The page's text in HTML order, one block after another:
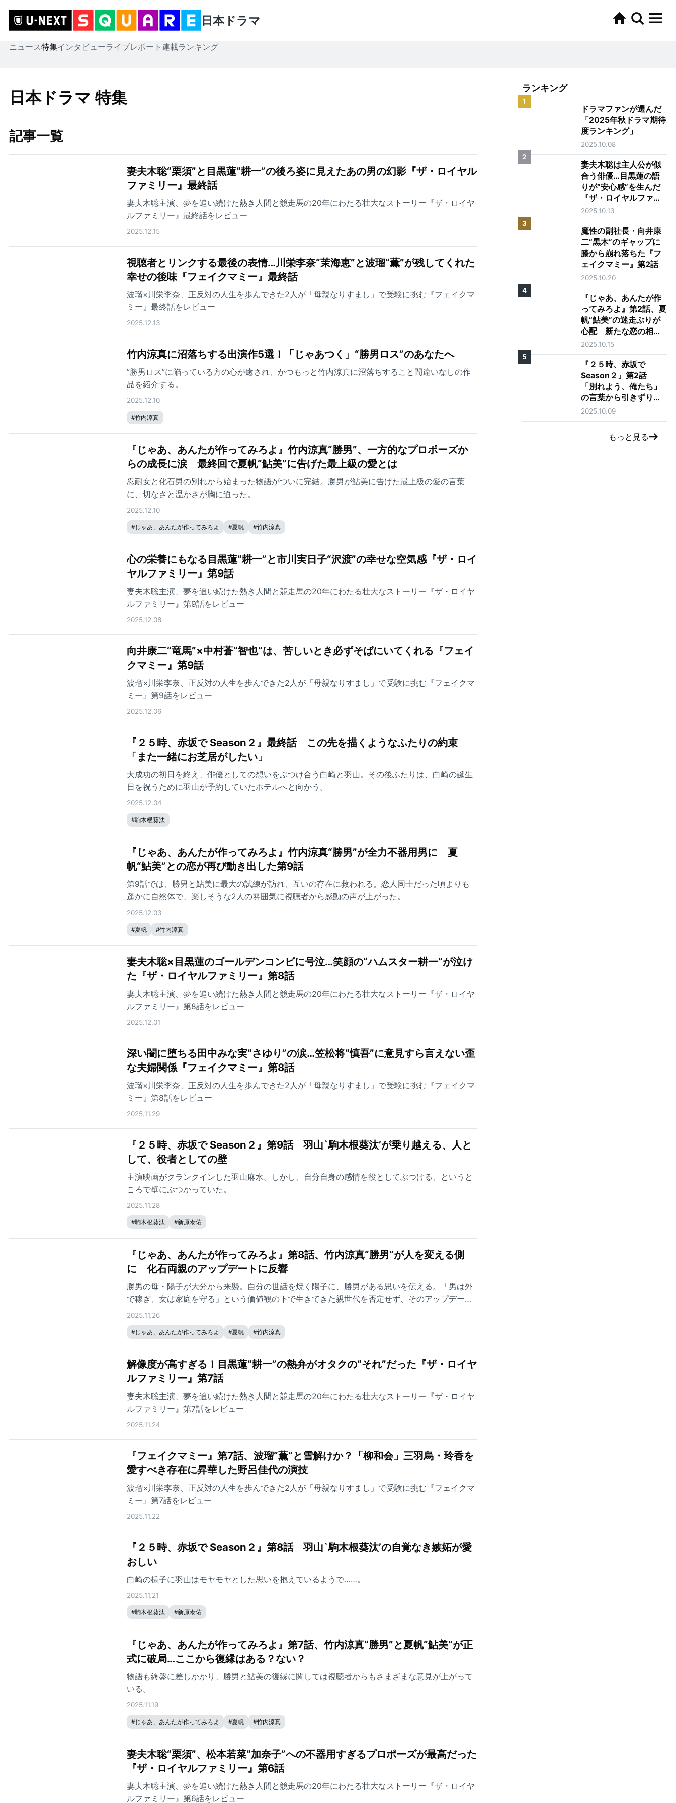
日本ドラマ
ニュース特集インタビューライブレポート 連載ランキング
日本ドラマ 特集
記事一覧
妻夫木聡“栗須”と目黒蓮“耕一”の後ろ姿に見えたあの男の幻影『ザ・ロイヤル
ファミリー』最終話
妻夫木聡主演、夢を追い続けた熱き人間と競走馬の20年にわたる壮大なストーリー『ザ・ロイヤ
ルファミリー』最終話をレビュー
2025.12.15
視聴者とリンクする最後の表情…川栄李奈“茉海恵”と波瑠“薫”が残してくれた
幸せの後味『フェイクマミー』最終話
波瑠×川栄李奈、正反対の人生を歩んできた2人が「母親なりすまし」で受験に挑む『フェイクマ
ミー』最終話をレビュー
2025.12.13
竹内涼真に沼落ちする出演作5選！「じゃあつく」“勝男ロス”のあなたへ
”勝男ロス”に陥っている方の心が癒され、かつもっと竹内涼真に沼落ちすること間違いなしの作
品を紹介する。
2025.12.10
#竹内涼真
『じゃあ、あんたが作ってみろよ』竹内涼真“勝男”、一方的なプロポーズか
らの成長に涙 最終回で夏帆“鮎美”に告げた最上級の愛とは
忍耐女と化石男の別れから始まった物語がついに完結。勝男が鮎美に告げた最上級の愛の言葉
に、切なさと温かさが胸に迫った。
2025.12.10
#じゃあ、あんたが作ってみろよ #夏帆 #竹内涼真
心の栄養にもなる目黒蓮“耕一”と市川実日子“沢渡”の幸せな空気感『ザ・ロイ
ヤルファミリー』第9話
妻夫木聡主演、夢を追い続けた熱き人間と競走馬の20年にわたる壮大なストーリー『ザ・ロイヤ
ルファミリー』第9話をレビュー
2025.12.08
向井康二“竜馬”×中村蒼“智也”は、苦しいとき必ずそばにいてくれる『フェイ
クマミー』第9話
波瑠×川栄李奈、正反対の人生を歩んできた2人が「母親なりすまし」で受験に挑む『フェイクマ
ミー』第9話をレビュー
2025.12.06
『２５時、赤坂で Season２』最終話 この先を描くようなふたりの約束
「また一緒にお芝居がしたい」
大成功の初日を終え、俳優としての想いをぶつけ合う白崎と羽山。その後ふたりは、白崎の誕生
日を祝うために羽山が予約していたホテルへと向かう。
2025.12.04
#駒木根葵汰
『じゃあ、あんたが作ってみろよ』竹内涼真“勝男”が全力不器用男に 夏
帆“鮎美”との恋が再び動き出した第9話
第9話では、勝男と鮎美に最大の試練が訪れ、互いの存在に救われる。恋人同士だった頃よりも
遥かに自然体で、楽しそうな2人の雰囲気に視聴者から感動の声が上がった。
2025.12.03
#夏帆 #竹内涼真
妻夫木聡×目黒蓮のゴールデンコンビに号泣…笑顔の“ハムスター耕一”が泣け
た『ザ・ロイヤルファミリー』第8話
妻夫木聡主演、夢を追い続けた熱き人間と競走馬の20年にわたる壮大なストーリー『ザ・ロイヤ
ルファミリー』第8話をレビュー
2025.12.01
深い闇に堕ちる田中みな実“さゆり”の涙…笠松将“慎吾”に意見すら言えない歪
な夫婦関係『フェイクマミー』第8話
波瑠×川栄李奈、正反対の人生を歩んできた2人が「母親なりすまし」で受験に挑む『フェイクマ
ミー』第8話をレビュー
2025.11.29
『２５時、赤坂で Season２』第9話 羽山`駒木根葵汰’が乗り越える、人と
して、役者としての壁
主演映画がクランクインした羽山麻水。しかし、自分自身の感情を役としてぶつける、というと
ころで壁にぶつかっていた。
2025.11.28
#駒木根葵汰 #新原泰佑
『じゃあ、あんたが作ってみろよ』第8話、竹内涼真“勝男”が人を変える側
に 化石両親のアップデートに反響
勝男の母・陽子が大分から来襲。自分の世話を焼く陽子に、勝男がある思いを伝える。「男は外
で稼ぎ、女は家庭を守る」という価値観の下で生きてきた親世代を否定せず、そのアップデート
を描いたエピソードが視聴者から大きな反響を呼んだ。
2025.11.26
#じゃあ、あんたが作ってみろよ #夏帆 #竹内涼真
解像度が高すぎる！目黒蓮“耕一”の熱弁がオタクの“それ”だった『ザ・ロイヤ
ルファミリー』第7話
妻夫木聡主演、夢を追い続けた熱き人間と競走馬の20年にわたる壮大なストーリー『ザ・ロイヤ
ルファミリー』第7話をレビュー
2025.11.24
『フェイクマミー』第7話、波瑠“薫”と雪解けか？「柳和会」三羽烏・玲香を
愛すべき存在に昇華した野呂佳代の演技
波瑠×川栄李奈、正反対の人生を歩んできた2人が「母親なりすまし」で受験に挑む『フェイクマ
ミー』第7話をレビュー
2025.11.22
『２５時、赤坂で Season２』第8話 羽山`駒木根葵汰’の自覚なき嫉妬が愛
おしい
白崎の様子に羽山はモヤモヤとした思いを抱えているようで……。
2025.11.21
#駒木根葵汰 #新原泰佑
『じゃあ、あんたが作ってみろよ』第7話、竹内涼真“勝男”と夏帆“鮎美”が正
式に破局…ここから復縁はある？ない？
物語も終盤に差しかかり、勝男と鮎美の復縁に関しては視聴者からもさまざまな意見が上がって
いる。
2025.11.19
#じゃあ、あんたが作ってみろよ #夏帆 #竹内涼真
妻夫木聡“栗須”、松本若菜“加奈子”への不器用すぎるプロポーズが最高だった
『ザ・ロイヤルファミリー』第6話
妻夫木聡主演、夢を追い続けた熱き人間と競走馬の20年にわたる壮大なストーリー『ザ・ロイヤ
ルファミリー』第6話をレビュー
ランキング
1
ドラマファンが選んだ
「2025年秋ドラマ期待
度ランキング」
2025.10.08
2
妻夫木聡は主人公が似
合う俳優…目黒蓮の語
りが“安心感”を生んだ
『ザ・ロイヤルファミ
リー』第1話
2025.10.13
3
魔性の副社長・向井康
二“黒木”のギャップに
膝から崩れ落ちた『フ
ェイクマミー』第2話
2025.10.20
4
『じゃあ、あんたが作
ってみろよ』第2話、夏
帆“鮎美”の迷走ぶりが
心配 新たな恋の相手
に「大丈夫そう？」の
声も
2025.10.15
5
『２５時、赤坂で
Season２』第2話
「別れよう、俺たち」
の言葉から引きずり出
される駒木根葵汰"羽
山"と新原泰佑"白崎"の
2025.10.09
もっと見る